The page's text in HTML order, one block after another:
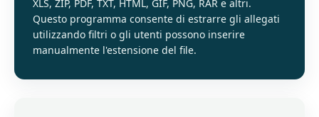
XLS, ZIP, PDF, TXT, HTML, GIF, PNG, RAR e altri.
Questo programma consente di estrarre gli allegati
utilizzando filtri o gli utenti possono inserire
manualmente l'estensione del file.